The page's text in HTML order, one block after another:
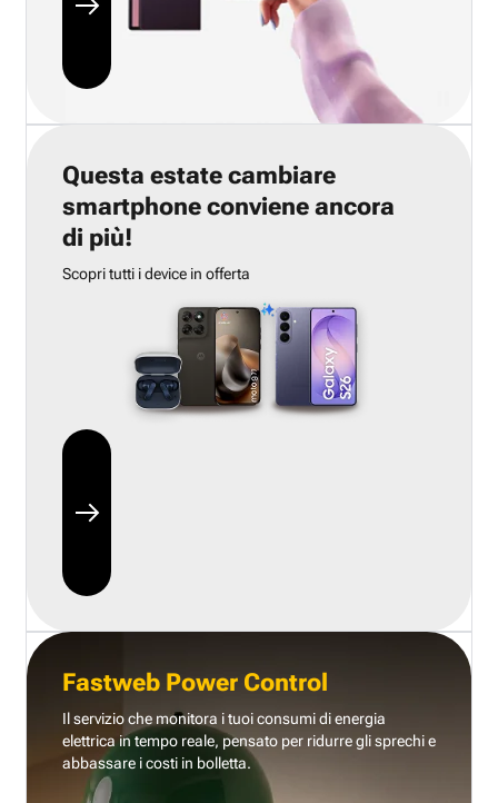
Questa estate cambiare
smartphone conviene ancora
di più!
Scopri tutti i device in offerta
Fastweb Power Control
Il servizio che monitora i tuoi consumi di energia
elettrica in tempo reale, pensato per ridurre gli sprechi e
abbassare i costi in bolletta.